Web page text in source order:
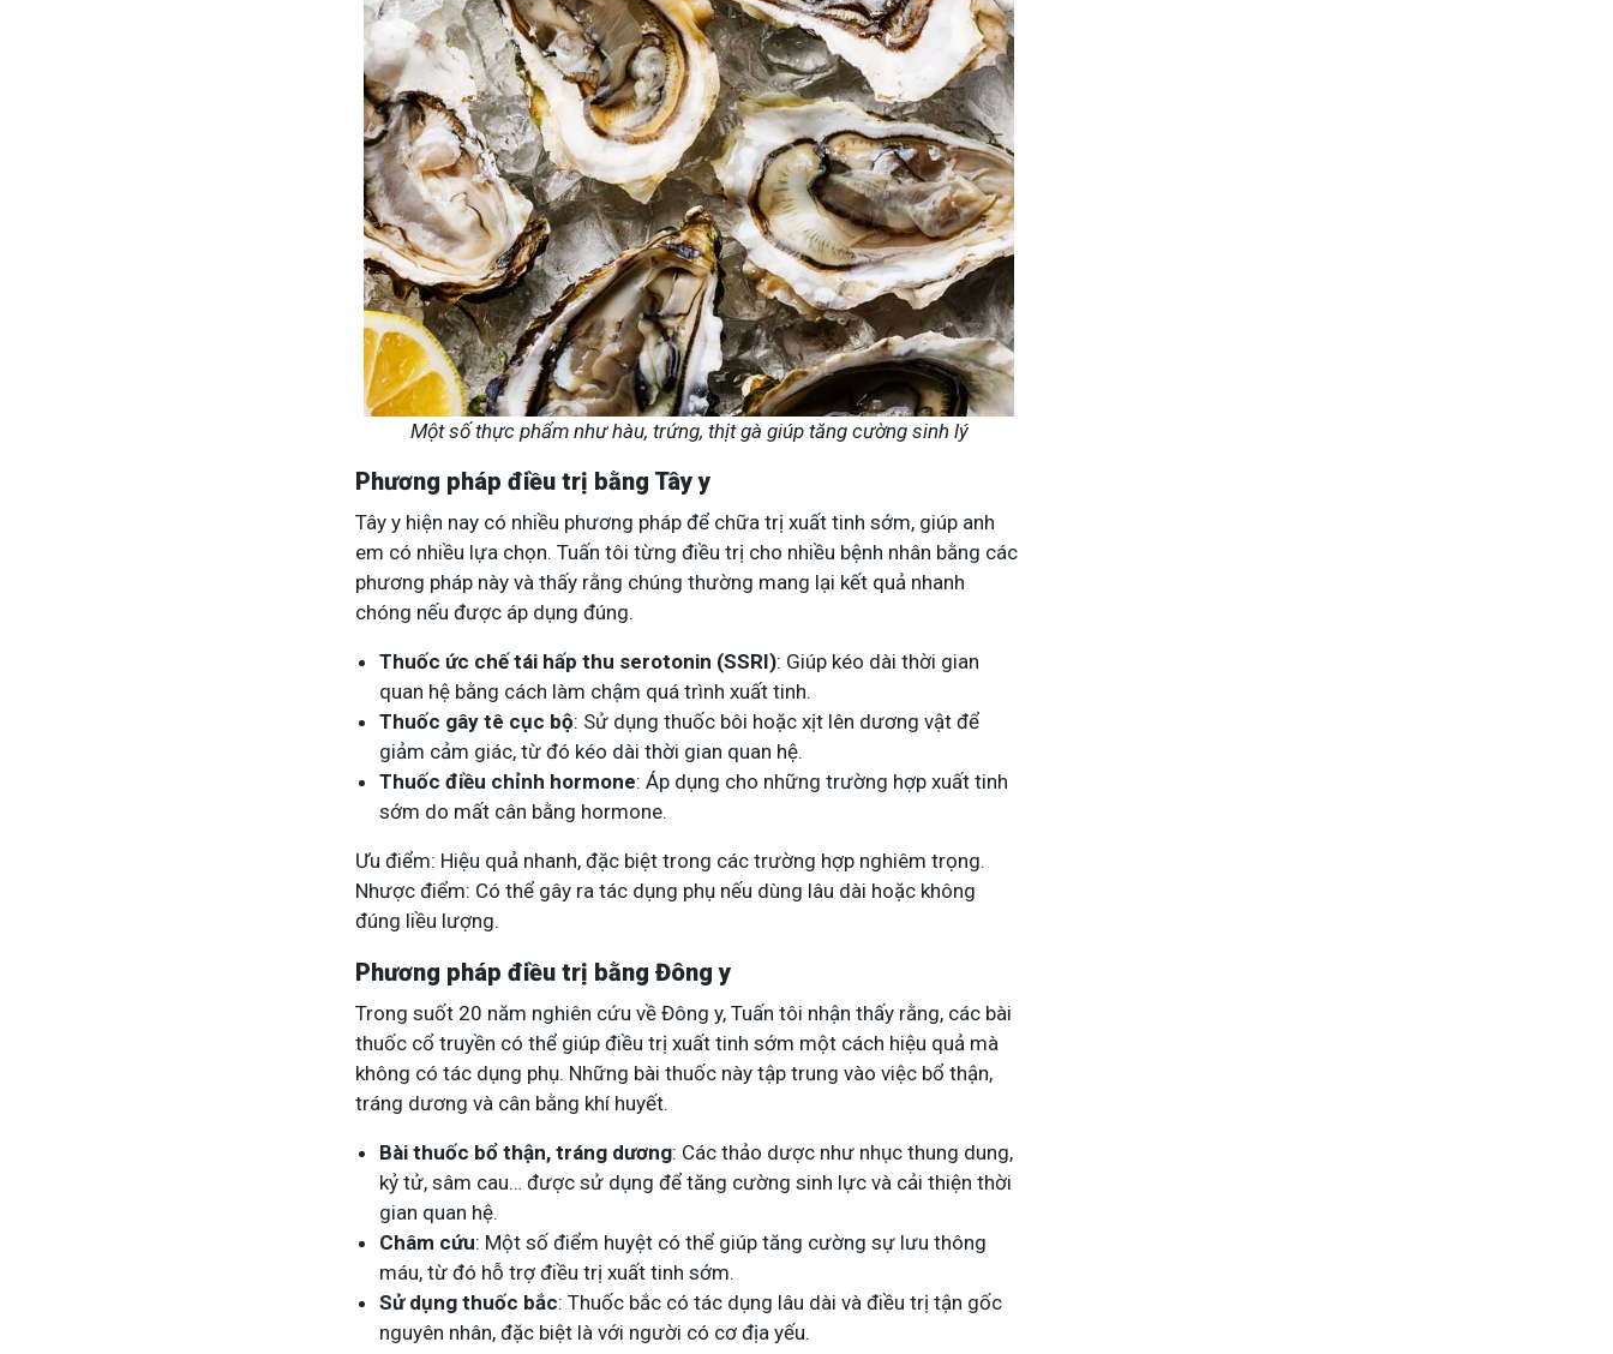
Một số thực phẩm như hàu, trứng, thịt gà giúp tăng cường sinh lý
Phương pháp điều trị bằng Tây y
Tây y hiện nay có nhiều phương pháp để chữa trị xuất tinh sớm, giúp anh
em có nhiều lựa chọn. Tuấn tôi từng điều trị cho nhiều bệnh nhân bằng các
phương pháp này và thấy rằng chúng thường mang lại kết quả nhanh
chóng nếu được áp dụng đúng.
Thuốc ức chế tái hấp thu serotonin (SSRI): Giúp kéo dài thời gian
quan hệ bằng cách làm chậm quá trình xuất tinh.
Thuốc gây tê cục bộ: Sử dụng thuốc bôi hoặc xịt lên dương vật để
giảm cảm giác, từ đó kéo dài thời gian quan hệ.
Thuốc điều chỉnh hormone: Áp dụng cho những trường hợp xuất tinh
sớm do mất cân bằng hormone.
Ưu điểm: Hiệu quả nhanh, đặc biệt trong các trường hợp nghiêm trọng.
Nhược điểm: Có thể gây ra tác dụng phụ nếu dùng lâu dài hoặc không
đúng liều lượng.
Phương pháp điều trị bằng Đông y
Trong suốt 20 năm nghiên cứu về Đông y, Tuấn tôi nhận thấy rằng, các bài
thuốc cổ truyền có thể giúp điều trị xuất tinh sớm một cách hiệu quả mà
không có tác dụng phụ. Những bài thuốc này tập trung vào việc bổ thận,
tráng dương và cân bằng khí huyết.
Bài thuốc bổ thận, tráng dương: Các thảo dược như nhục thung dung,
kỷ tử, sâm cau… được sử dụng để tăng cường sinh lực và cải thiện thời
gian quan hệ.
Châm cứu: Một số điểm huyệt có thể giúp tăng cường sự lưu thông
máu, từ đó hỗ trợ điều trị xuất tinh sớm.
Sử dụng thuốc bắc: Thuốc bắc có tác dụng lâu dài và điều trị tận gốc
nguyên nhân, đặc biệt là với người có cơ địa yếu.